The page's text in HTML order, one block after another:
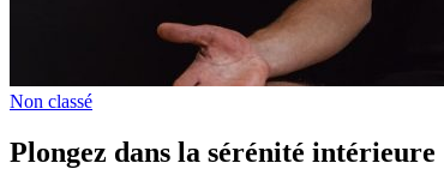
Non classé
Plongez dans la sérénité